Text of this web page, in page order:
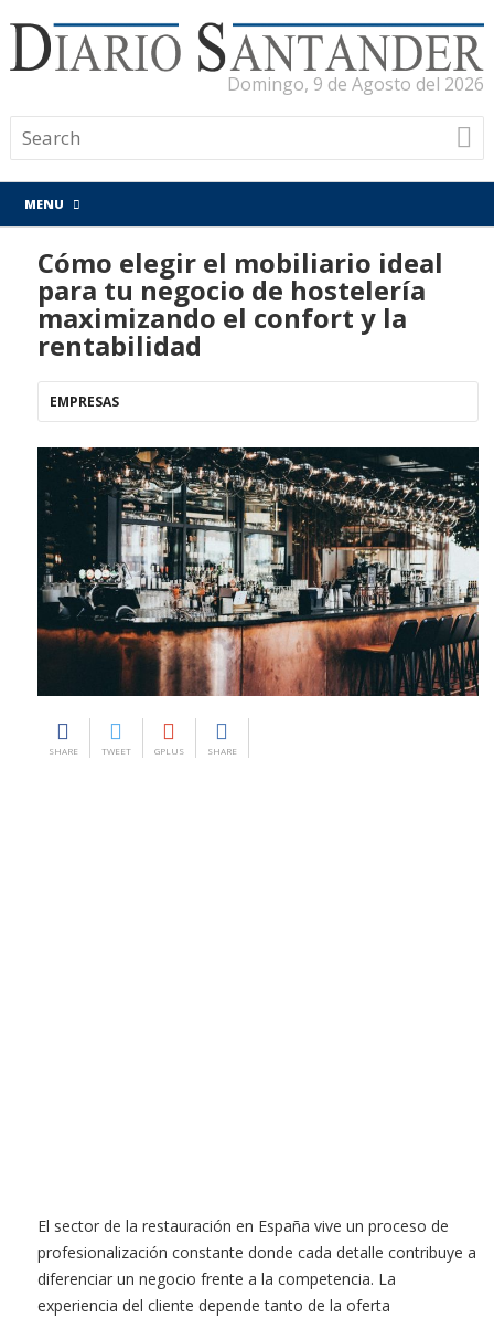
Domingo, 9 de Agosto del 2026
MENU
Cómo elegir el mobiliario ideal
para tu negocio de hostelería
maximizando el confort y la
rentabilidad
EMPRESAS
SHARE TWEET GPLUS SHARE
El sector de la restauración en España vive un proceso de
profesionalización constante donde cada detalle contribuye a
diferenciar un negocio frente a la competencia. La
experiencia del cliente depende tanto de la oferta